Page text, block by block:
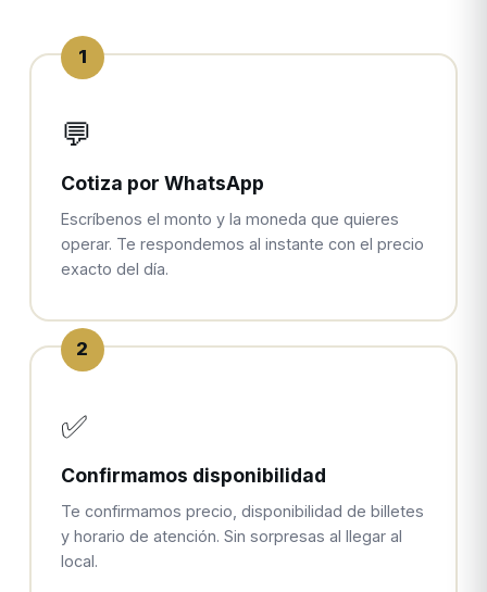
1
💬
Cotiza por WhatsApp
Escríbenos el monto y la moneda que quieres
operar. Te respondemos al instante con el precio
exacto del día.
2
✅
Confirmamos disponibilidad
Te confirmamos precio, disponibilidad de billetes
y horario de atención. Sin sorpresas al llegar al
local.